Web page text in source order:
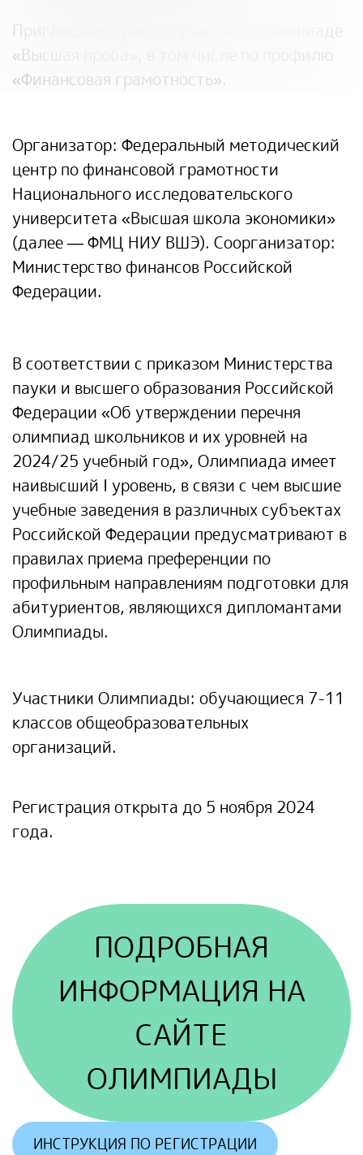
Приглашаем принять участие в олимпиаде
«Высшая проба»
, в том числе по профилю
«Финансовая грамотность».
Организатор: Федеральный методический
центр по финансовой грамотности
Национального исследовательского
университета «Высшая школа экономики»
(далее — ФМЦ НИУ ВШЭ). Соорганизатор:
Министерство финансов Российской
Федерации.
В соответствии с приказом Министерства
пауки и высшего образования Российской
Федерации «Об утверждении перечня
олимпиад школьников и их уровней на
2024/25 учебный год», Олимпиада имеет
наивысший I уровень, в связи с чем высшие
учебные заведения в различных субъектах
Российской Федерации предусматривают в
правилах приема преференции по
профильным направлениям подготовки для
абитуриентов, являющихся дипломантами
Олимпиады.
Участники Олимпиады: обучающиеся 7-11
классов общеобразовательных
организаций.
Регистрация открыта до 5 ноября 2024
года.
ПОДРОБНАЯ
ИНФОРМАЦИЯ НА
САЙТЕ
ОЛИМПИАДЫ
ИНСТРУКЦИЯ ПО РЕГИСТРАЦИИ